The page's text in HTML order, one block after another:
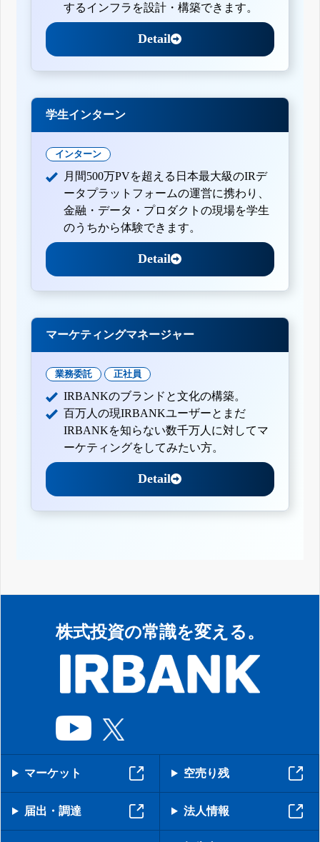
するインフラを設計・構築できます。
Detail
学生インターン
インターン
月間500万PVを超える日本最大級のIRデ
ータプラットフォームの運営に携わり、
金融・データ・プロダクトの現場を学生
のうちから体験できます。
Detail
マーケティングマネージャー
業務委託 正社員
IRBANKのブランドと文化の構築。
百万人の現IRBANKユーザーとまだ
IRBANKを知らない数千万人に対してマ
ーケティングをしてみたい方。
Detail
株式投資の常識を変える。
マーケット 空売り残
届出・調達 法人情報